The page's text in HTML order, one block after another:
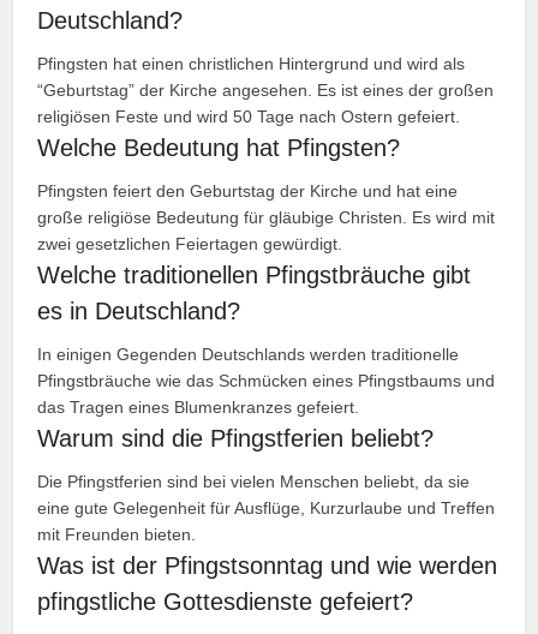
Deutschland?
Pfingsten hat einen christlichen Hintergrund und wird als
“Geburtstag” der Kirche angesehen. Es ist eines der großen
religiösen Feste und wird 50 Tage nach Ostern gefeiert.
Welche Bedeutung hat Pfingsten?
Pfingsten feiert den Geburtstag der Kirche und hat eine
große religiöse Bedeutung für gläubige Christen. Es wird mit
zwei gesetzlichen Feiertagen gewürdigt.
Welche traditionellen Pfingstbräuche gibt
es in Deutschland?
In einigen Gegenden Deutschlands werden traditionelle
Pfingstbräuche wie das Schmücken eines Pfingstbaums und
das Tragen eines Blumenkranzes gefeiert.
Warum sind die Pfingstferien beliebt?
Die Pfingstferien sind bei vielen Menschen beliebt, da sie
eine gute Gelegenheit für Ausflüge, Kurzurlaube und Treffen
mit Freunden bieten.
Was ist der Pfingstsonntag und wie werden
pfingstliche Gottesdienste gefeiert?